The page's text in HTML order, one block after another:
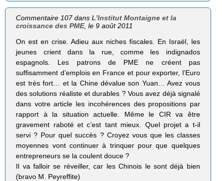
Commentaire 107 dansL’Institut Montaigne et la
croissance des PME, le 9 août 2011
On est en crise. Adieu aux niches fiscales. En Israël, les
jeunes crient dans la rue, comme les indignados
espagnols. Les patrons de PME ne créent pas
suffisamment d’emplois en France et pour exporter, l’Euro
est très fort… et la Chine dévalue son Yuan… Avez vous
des solutions réaliste et durables ? Vous avez déjà signalé
dans votre article les incohérences des propositions par
rapport à la situation actuelle. Même le CIR va être
gravement raboté et c’est tant mieux. Quel projet a t-il
servi ? Pour quel succès ? Croyez vous que les classes
moyennes vont continuer à trinquer pour que quelques
entrepreneurs se la coulent douce ?
Il va falloir se réveiller, car les Chinois le sont déjà bien
(bravo M. Peyreffite)